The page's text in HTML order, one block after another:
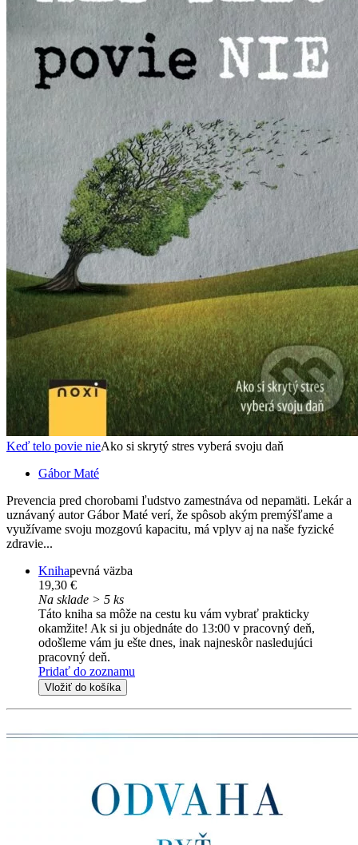
Keď telo povie nieAko si skrytý stres vyberá svoju daň
Gábor Maté
Prevencia pred chorobami ľudstvo zamestnáva od nepamäti. Lekár a
uznávaný autor Gábor Maté verí, že spôsob akým premýšľame a
využívame svoju mozgovú kapacitu, má vplyv aj na naše fyzické
zdravie...
Knihapevná väzba
19,30 €
Na sklade > 5 ks
Táto kniha sa môže na cestu ku vám vybrať prakticky
okamžite! Ak si ju objednáte do 13:00 v pracovný deň,
odošleme vám ju ešte dnes, inak najneskôr nasledujúci
pracovný deň.
Pridať do zoznamu
Vložiť do košíka